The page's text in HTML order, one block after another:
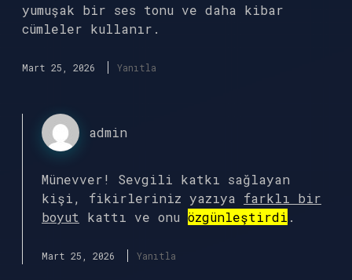
yumuşak bir ses tonu ve daha kibar
cümleler kullanır.
Mart 25, 2026 Yanıtla
admin
Münevver! Sevgili katkı sağlayan
kişi, fikirleriniz yazıya farklı bir
boyut kattı ve onu özgünleştirdi .
Mart 25, 2026 Yanıtla